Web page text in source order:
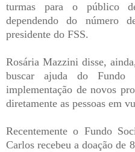
turmas para o público
dependendo do número
presidente do FSS.
Rosária Mazzini disse,
buscar ajuda do
implementação de novos
diretamente as pessoas em
Recentemente o Fundo
Carlos recebeu a doação de